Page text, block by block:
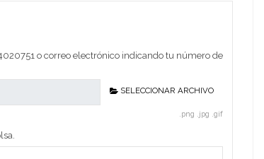
o correo electrónico indicando tu número de
SELECCIONAR ARCHIVO
.png .jpg .gif